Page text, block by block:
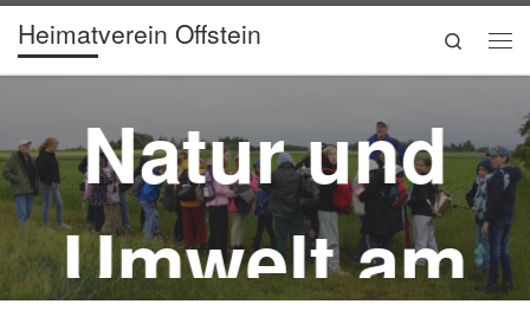
Zum Inhalt springen
Heimatverein Offstein
Search
Natur und
Umwelt am